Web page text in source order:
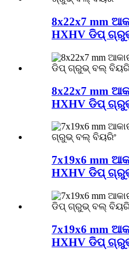
8x22x7 mm
HXHV ଡିପ୍
8x22x7 mm
HXHV ଡିପ୍
7x19x6 mm
HXHV ଡିପ୍
7x19x6 mm
HXHV ଡିପ୍